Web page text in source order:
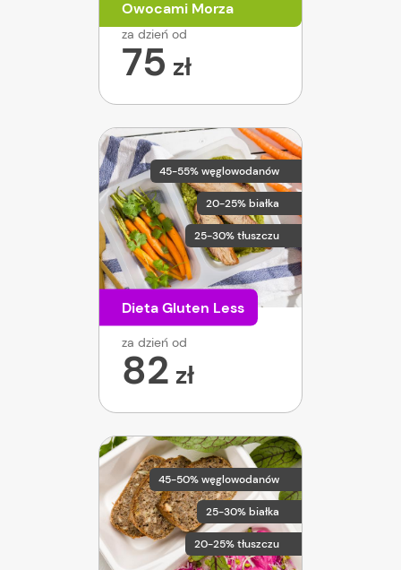
Owocami Morza
za dzień od
75 zł
45-55% węglowodanów
20-25% białka
25-30% tłuszczu
Dieta Gluten Less
za dzień od
82 zł
45-50% węglowodanów
25-30% białka
20-25% tłuszczu